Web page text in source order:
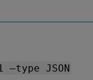
JSON